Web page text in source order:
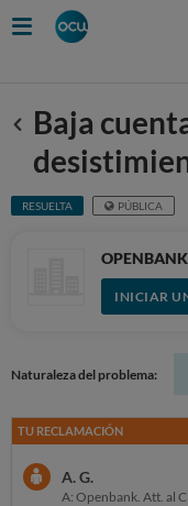
Anterior
Baja
RESUELTA PÚBLICA
INICIAR
Naturaleza del problema:
TU RECLAMACIÓN
A. G.
A: Openbank. Att. al